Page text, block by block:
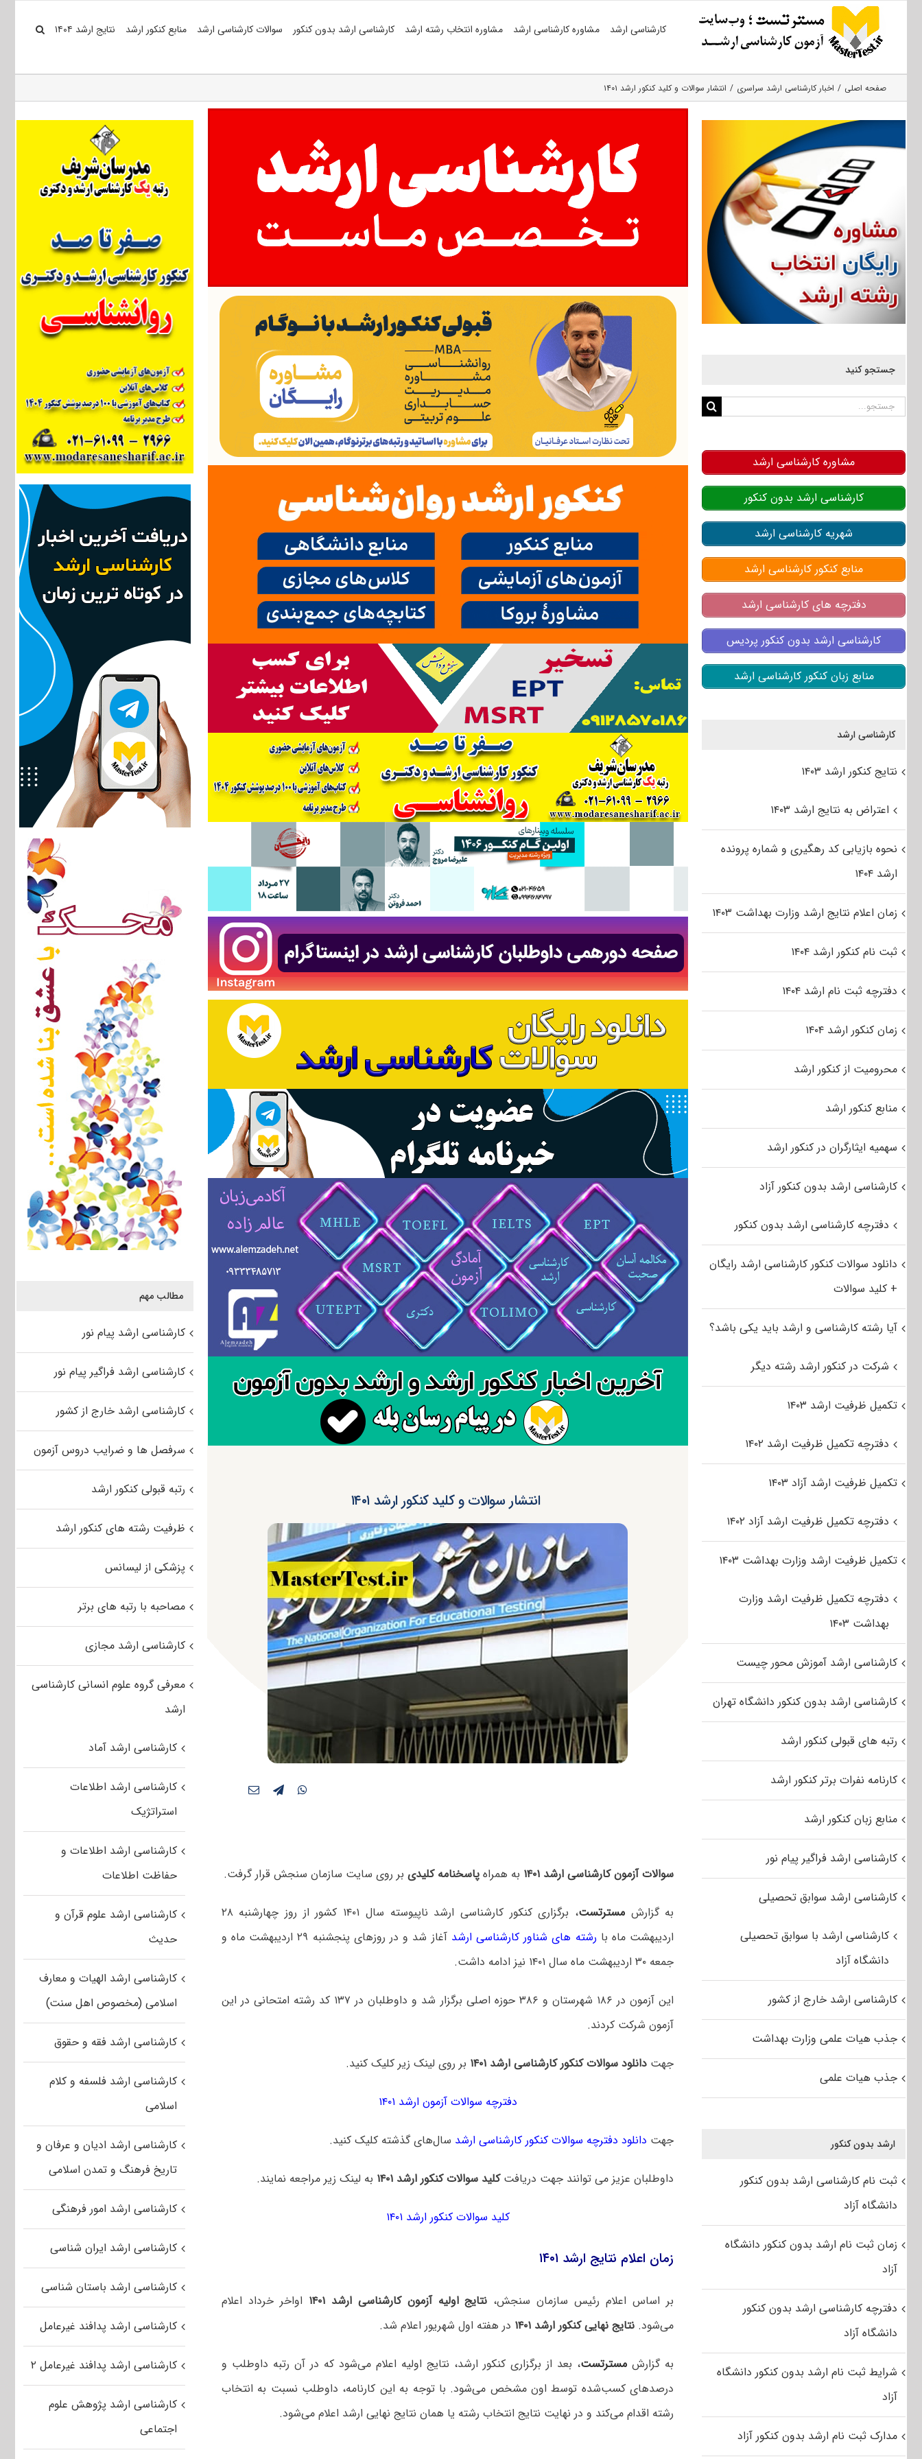
کارشناسی ارشد مشاوره کارشناسی ارشد مشاوره انتخاب رشته ارشد کارشناسی ارشد بدون کنکور سوالات کارشناسی ارشد منابع کنکور ارشد نتایج ارشد ۱۴۰۴
صفحه اصلی اخبار کارشناسی ارشد سراسری انتشار سوالات و کلید کنکور ارشد ۱۴۰۱
انتشار سوالات و کلید کنکور ارشد ۱۴۰۱
سوالات آزمون کارشناسی ارشد ۱۴۰۱ به همراه پاسخنامه کلیدی بر روی سایت سازمان سنجش قرار گرفت.
به گزارشمسترتست
، برگزاری کنکور کارشناسی ارشد ناپیوسته‌ سال ۱۴۰۱ کشور از روز چهارشنبه ۲۸
اردیبهشت ماه با رشته های شناور کارشناسی ارشد
آغاز شد و در روزهای پنجشنبه ۲۹ اردیبهشت ماه و
جمعه ۳۰ اردیبهشت ‌ماه سال ۱۴۰۱ نیز ادامه داشت.
این آزمون در ۱۸۶ شهرستان و ۳۸۶ حوزه اصلی برگزار شد و داوطلبان در ۱۳۷ کد رشته امتحانی در این
آزمون شرکت کردند.
جهت دانلود سوالات کنکور کارشناسی ارشد ۱۴۰۱ بر روی لینک زیر کلیک کنید.
دفترچه سوالات آزمون ارشد ۱۴۰۱
جهت دانلود دفترچه سوالات کنکور کارشناسی ارشد سال‌های گذشته کلیک کنید.
داوطلبان عزیز می توانند جهت دریافت کلید سوالات کنکور ارشد ۱۴۰۱ به لینک زیر مراجعه نمایند.
کلید سوالات کنکور ارشد ۱۴۰۱
زمان اعلام نتایج ارشد ‍۱۴۰۱
بر اساس اعلام رئیس سازمان سنجش، نتایج اولیه آزمون کارشناسی ارشد ۱۴۰۱
اواخر خرداد اعلام
می‌شود. نتایج نهایی کنکور ارشد ۱۴۰۱ در هفته اول شهریور اعلام شد.
به گزارش مسترتست، بعد از برگزاری کنکور ارشد، نتایج اولیه اعلام می‌شود که در آن رتبه داوطلب و
درصدهای کسب‌شده توسط اون مشخص می‌شود. با توجه به این کارنامه، داوطلب نسبت به انتخاب
رشته اقدام می‌کند و در نهایت نتایج انتخاب رشته یا همان نتایج نهایی ارشد اعلام می‌شود.
مطالب مهم
کارشناسی ارشد پیام نور
کارشناسی ارشد فراگیر پیام نور
کارشناسی ارشد خارج از کشور
سرفصل ها و ضرایب دروس آزمون
رتبه قبولی کنکور ارشد
ظرفیت رشته های کنکور ارشد
پزشکی از لیسانس
مصاحبه با رتبه های برتر
کارشناسی ارشد مجازی
معرفی گروه علوم انسانی کارشناسی
ارشد
کارشناسی ارشد آماد
کارشناسی ارشد اطلاعات
استراتژیک
کارشناسی ارشد اطلاعات و
حفاظت اطلاعات
کارشناسی ارشد علوم قرآن و
حدیث
کارشناسی ارشد الهیات و معارف
اسلامی (مخصوص اهل سنت)
کارشناسی ارشد فقه و حقوق
کارشناسی ارشد فلسفه و کلام
اسلامی
کارشناسی ارشد ادیان و عرفان و
تاریخ فرهنگ و تمدن اسلامی
کارشناسی ارشد امور فرهنگی
کارشناسی ارشد ایران شناسی
کارشناسی ارشد باستان شناسی
کارشناسی ارشد پدافند غیرعامل
کارشناسی ارشد پدافند غیرعامل ۲
کارشناسی ارشد پژوهش علوم
اجتماعی
جستجو کنید
جستجو
مشاوره کارشناسی ارشد
کارشناسی ارشد بدون کنکور
شهریه کارشناسی ارشد
منابع کنکور کارشناسی ارشد
دفترچه های کارشناسی ارشد
کارشناسی ارشد بدون کنکور پردیس
منابع زبان کنکور کارشناسی ارشد
کارشناسی ارشد
نتایج کنکور ارشد ۱۴۰۳
اعتراض به نتایج ارشد ۱۴۰۳
نحوه بازیابی کد رهگیری و شماره پرونده
ارشد ۱۴۰۴
زمان اعلام نتایج ارشد وزارت بهداشت ۱۴۰۳
ثبت نام کنکور ارشد ۱۴۰۴
دفترچه ثبت نام ارشد ۱۴۰۴
زمان کنکور ارشد ۱۴۰۴
محرومیت از کنکور ارشد
منابع کنکور ارشد
سهمیه ایثارگران در کنکور ارشد
کارشناسی ارشد بدون کنکور آزاد
دفترچه کارشناسی ارشد بدون کنکور
دانلود سوالات کنکور کارشناسی ارشد رایگان
+ کلید سوالات
آیا رشته کارشناسی و ارشد باید یکی باشد؟
شرکت در کنکور ارشد رشته دیگر
تکمیل ظرفیت ارشد ۱۴۰۳
دفترچه تکمیل ظرفیت ارشد ۱۴۰۲
تکمیل ظرفیت ارشد آزاد ۱۴۰۳
دفترچه تکمیل ظرفیت ارشد آزاد ۱۴۰۲
تکمیل ظرفیت ارشد وزارت بهداشت ۱۴۰۳
دفترچه تکمیل ظرفیت ارشد وزارت
بهداشت ۱۴۰۳
کارشناسی ارشد آموزش محور چیست
کارشناسی ارشد بدون کنکور دانشگاه تهران
رتبه های قبولی کنکور ارشد
کارنامه نفرات برتر کنکور ارشد
منابع زبان کنکور ارشد
کارشناسی ارشد فراگیر پیام نور
کارشناسی ارشد سوابق تحصیلی
کارشناسی ارشد با سوابق تحصیلی
دانشگاه آزاد
کارشناسی ارشد خارج از کشور
جذب هیات علمی وزارت بهداشت
جذب هیات علمی
ارشد بدون کنکور
ثبت نام کارشناسی ارشد بدون کنکور
دانشگاه آزاد
زمان ثبت نام ارشد بدون کنکور دانشگاه
آزاد
دفترچه کارشناسی ارشد بدون کنکور
دانشگاه آزاد
شرایط ثبت نام ارشد بدون کنکور دانشگاه
آزاد
مدارک ثبت نام ارشد بدون کنکور آزاد